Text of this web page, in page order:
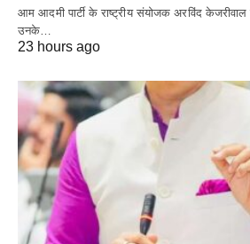
आम आदमी पार्टी के राष्ट्रीय संयोजक अरविंद
उनके…
23 hours ago